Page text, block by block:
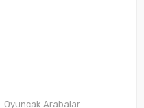
Oyuncak Arabalar